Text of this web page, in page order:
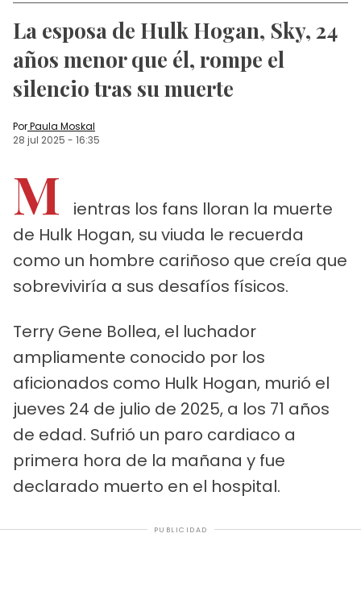
La esposa de Hulk Hogan, Sky, 24
años menor que él, rompe el
silencio tras su muerte
PorPaula Moskal
28 jul 2025 - 16:35
M
ientras los fans lloran la muerte
de Hulk Hogan, su viuda le recuerda
como un hombre cariñoso que creía que
sobreviviría a sus desafíos físicos.
Terry Gene Bollea, el luchador
ampliamente conocido por los
aficionados como Hulk Hogan, murió el
jueves 24 de julio de 2025, a los 71 años
de edad. Sufrió un paro cardiaco a
primera hora de la mañana y fue
declarado muerto en el hospital.
PUBLICIDAD